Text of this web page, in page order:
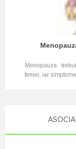
Menopauza
femei, iar